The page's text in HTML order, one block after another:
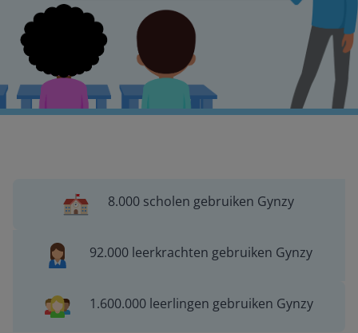
8.000 scholen gebruiken Gynzy
92.000 leerkrachten gebruiken Gynzy
1.600.000 leerlingen gebruiken Gynzy